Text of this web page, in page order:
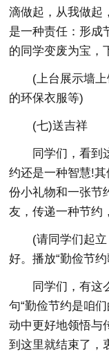
滴做起，从我做起
是一种责任：形成
的同学变废为宝，
(上台展示墙
的环保衣服等)
(七)送吉祥
同学们，看到
约还是一种智慧!
份小礼物和一张节
友，传递一种节约
(请同学们起
好。播放“勤俭节约
同学们，有这
句“勤俭节约是咱
动中更好地领悟与
到这里就结束了，